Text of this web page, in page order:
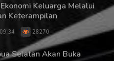
Keluarga Melalui
Keterampilan
28270
Selatan Akan Buka